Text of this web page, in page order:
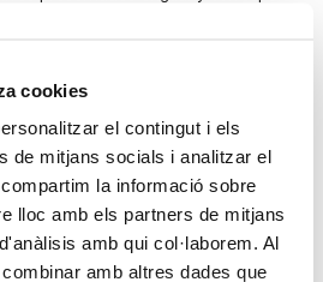
cookies
el contingut i els
de mitjans socials i analitzar el
la informació sobre
lloc amb els partners de mitjans
amb qui col·laborem. Al
amb altres dades que
120 iniciatives a la categoria
el 27%.
de candidatures s’ha fet
a través d’Internet. A aquesta
Bancaixa Jóvens Emprenedors han